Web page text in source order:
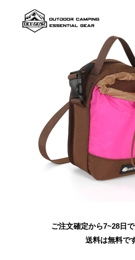
ご注文確定から7~28日
送料は無料で